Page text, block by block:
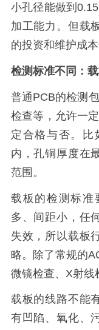
小孔径能做到
加工能力。但载
的投资和维护成本
检测标准不同：
普通PCB的检测
检查等，允许一
定合格与否。比
内，孔铜厚度在
范围。
载板的检测标准
多、间距小，任
失效，所以载板
略。除了常规的
微镜检查、X射线
载板的线路不能
有凹陷、氧化、